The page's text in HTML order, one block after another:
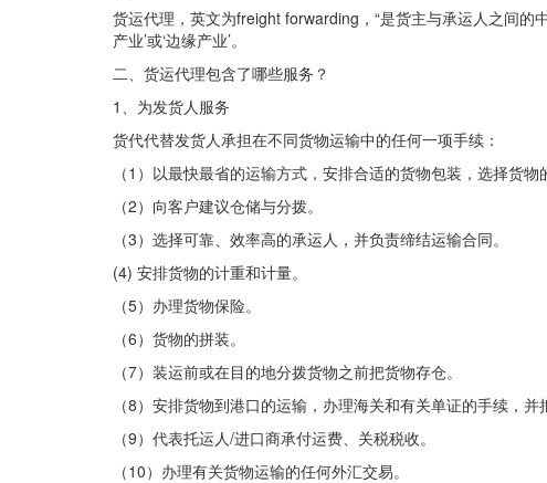
货运代理，英文为freight forwarding，“是货主与承运人之间的
产业’或‘边缘产业’。
二、货运代理包含了哪些服务？
1、为发货人服务
货代代替发货人承担在不同货物运输中的任何一项手续：
（1）以最快最省的运输方式，安排合适的货物包装，选择货物
（2）向客户建议仓储与分拨。
（3）选择可靠、效率高的承运人，并负责缔结运输合同。
(4) 安排货物的计重和计量。
（5）办理货物保险。
（6）货物的拼装。
（7）装运前或在目的地分拨货物之前把货物存仓。
（8）安排货物到港口的运输，办理海关和有关单证的手续，并
（9）代表托运人/进口商承付运费、关税税收。
（10）办理有关货物运输的任何外汇交易。